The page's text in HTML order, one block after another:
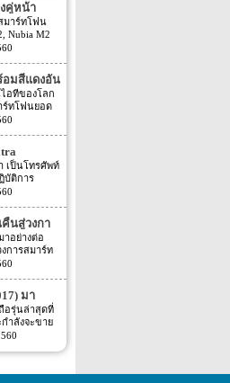
งคู่หน้า
มาร์ทโฟน
Nubia M2
มีความน่า
Nubia M2
นคู่ นอกจาก
นอื่นๆ ที่น่า
าแบบคู่ที่มี
สง f 2.2
มละเอียด
องหน้า
งศา นั้นจะ
ากยิ่งขึ้น
มละเอียดสูง
ะมวลผล
625
ใช้ RAM
2 ขนาด คือ
อมสีแดงอัน
อทีของโลก
ร์ทโฟนยอด
ะในช่วงที่
โนโลยีอัน
นความโชค
7 ที่มา
สีแดงอัน
วกของ
การออกแบบ
มาจากการ
รปรับแต่ง
นการปรับ
ปรับแต่งเอง
ามร้อนแรง
Plus ทาง
ยในวันศุกร์
าในการเปิด
น. (เป็น
ารเปิดตัว
เป็นโทรศัพท์
บัติการ
ช่วงนั้นมี
ร์ทโฟนหนึ่ง
นี้ได้ ก็คือ
กนั้น HTC
มาอีก
ใหม่ อย่าง
ร้อมกับหน้า
หน้าจอเป็น
อใหม่ที่
ามละเอียด
เซล
820
อ 2.15GHz
คืนสู่วงกา
าอย่างต่อ
การสมาร์ท
Nokia ครั้ง
ห้องปฏิบัติ
ต้ชื่อรุ่น TA-
เรื่องของ
าผลิตต่างๆ
ดับสูง แต่จะ
รียมตัวจะมา
ถึงแม้ว่า
มา
ท Kirin
ถือรุ่นล่าสุดที่
ำลังจะขาย
ๆ นี้ แต่การ
กพัฒนาให้ดี